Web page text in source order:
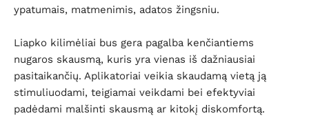
ypatumais, matmenimis, adatos žingsniu.
Liapko kilimėliai bus gera pagalba kenčiantiems
nugaros skausmą, kuris yra vienas iš dažniausiai
pasitaikančių. Aplikatoriai veikia skaudamą vietą ją
stimuliuodami, teigiamai veikdami bei efektyviai
padėdami malšinti skausmą ar kitokį diskomfortą.